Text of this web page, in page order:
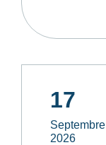
17
Septembre
2026